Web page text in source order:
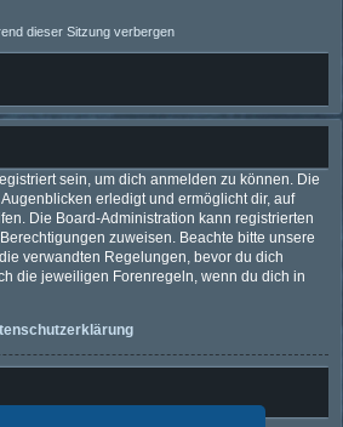
dieser Sitzung verbergen
sein, um dich anmelden zu können. Die
erledigt und ermöglicht dir, auf
Die Board-Administration kann registrierten
zuweisen. Beachte bitte unsere
verwandten Regelungen, bevor du dich
die jeweiligen Forenregeln, wenn du dich in